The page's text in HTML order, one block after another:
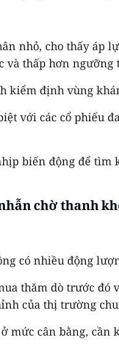
nhỏ, cho thấy áp
và thấp hơn
định vùng
với các cổ phiếu
biến động để
chờ thanh
có nhiều động
thăm dò trước
của thị trường
mức cân bằng,